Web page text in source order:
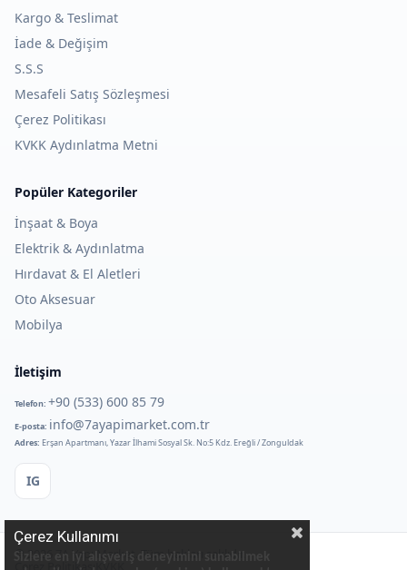
Kargo & Teslimat
İade & Değişim
S.S.S
Mesafeli Satış Sözleşmesi
Çerez Politikası
KVKK Aydınlatma Metni
Popüler Kategoriler
İnşaat & Boya
Elektrik & Aydınlatma
Hırdavat & El Aletleri
Oto Aksesuar
Mobilya
İletişim
Telefon: +90 (533) 600 85 79
E-posta: info@7ayapimarket.com.tr
Adres: Erşan Apartmanı, Yazar İlhami Sosyal Sk. No:5 Kdz. Ereğli / Zonguldak
IG
© 2026 7A Yapı Market. Tüm hakları saklıdır.
Çerez Politikası KVKK
Çerez Kullanımı
Sizlere en iyi alışveriş deneyimini sunabilmek